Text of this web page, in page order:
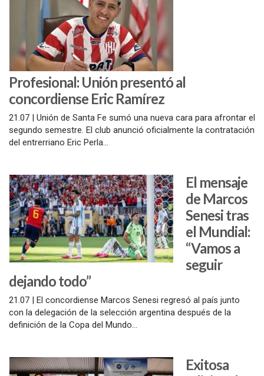
Profesional: Unión presentó al
concordiense Eric Ramírez
21.07 | Unión de Santa Fe sumó una nueva cara para afrontar el
segundo semestre. El club anunció oficialmente la contratación
del entrerriano Eric Perla...
El mensaje
de Marcos
Senesi tras
el Mundial:
“Vamos a
seguir
dejando todo”
21.07 | El concordiense Marcos Senesi regresó al país junto
con la delegación de la selección argentina después de la
definición de la Copa del Mundo...
Exitosa